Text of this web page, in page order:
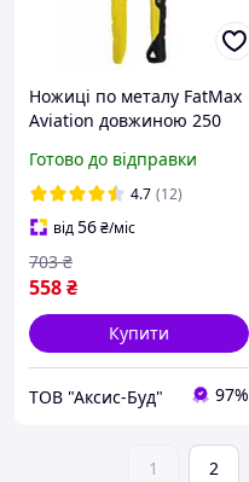
Ножиці по металу FatMax
Aviation довжиною 250
563
Готово до відправки
4.7 (12)
від56₴/міс
558₴
703 ₴
Купити
ТОВ "Аксис-Буд" 97%
1 2